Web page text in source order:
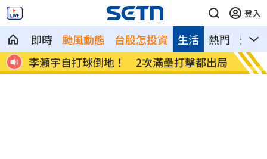
登入
即時 颱風動態 台股怎投資 熱門 影音
生活
爐
李灝宇自打球倒地！ 2次滿壘打擊都出局
Mina
相